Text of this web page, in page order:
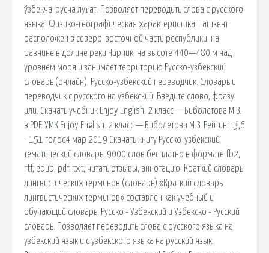
ўзбекча-русча луғат. Позволяет переводить слова с русского
языка. Физико-географическая характеристика. Ташкент
расположен в северо-восточной части республики, на
равнине в долине реки Чирчик, на высоте 440—480 м над
уровнем моря и занимает территорию Русско-узбекский
словарь (онлайн), Русско-узбекский переводчик. Словарь и
переводчик с русского на узбекский. Введите слово, фразу
или. Скачать учебник Enjoy English. 2 класс — Биболетова М.З.
в PDF. УМК Enjoy English. 2 класс — Биболетова М.З. Рейтинг: 3,6
- 151 голос4 мар 2019 Скачать книгу Русско-узбекский
тематический словарь. 9000 слов бесплатно в формате fb2,
rtf, epub, pdf, txt, читать отзывы, аннотацию. Краткий словарь
лингвистических терминов (словарь) «Краткий словарь
лингвистических терминов» составлен как учебный и
обучающий словарь. Русско - Узбекский и Узбекско - Русский
словарь. Позволяет переводить слова с русского языка на
узбекский язык и с узбекского языка на русский язык.